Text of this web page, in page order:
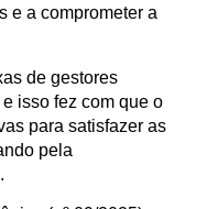
e a comprometer a
de gestores
isso fez com que o
para satisfazer as
pela